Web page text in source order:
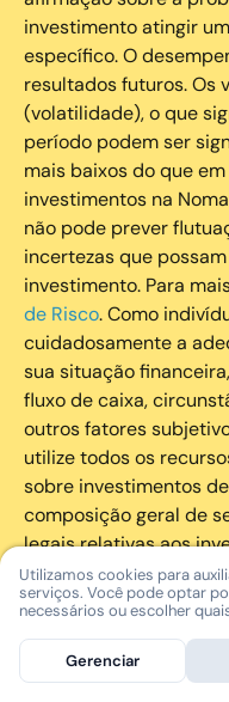
investimento atingir
específico. O
resultados futuros. Os
(volatilidade), o que
período podem ser
mais baixos do que
investimentos na
não pode prever
incertezas que
investimento. Para
de Risco. Como
cuidadosamente a
sua situação
fluxo de caixa,
outros fatores
utilize todos os
sobre investimentos
composição geral de
legais relativas aos
Nomad devem ser
Nomad e suas
A Nomad Wealth
Utilizamos cookies para
serviços. Você pode optar
necessários ou escolher
Gerenciar